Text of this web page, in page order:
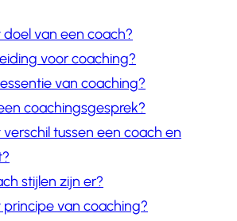
doel van een coach?
voor coaching?
van coaching?
coachingsgesprek?
verschil tussen een coach en
stijlen zijn er?
principe van coaching?